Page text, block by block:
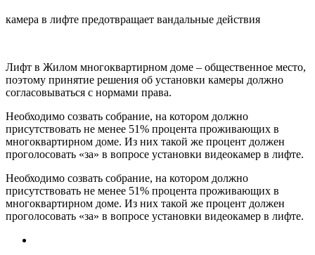
камера в лифте предотвращает вандальные действия
Лифт в Жилом многоквартирном доме – общественное место,
поэтому принятие решения об установки камеры должно
согласовываться с нормами права.
Необходимо созвать собрание, на котором должно
присутствовать не менее 51% процента проживающих в
многоквартирном доме. Из них такой же процент должен
проголосовать «за» в вопросе установки видеокамер в лифте.
Необходимо созвать собрание, на котором должно
присутствовать не менее 51% процента проживающих в
многоквартирном доме. Из них такой же процент должен
проголосовать «за» в вопросе установки видеокамер в лифте.